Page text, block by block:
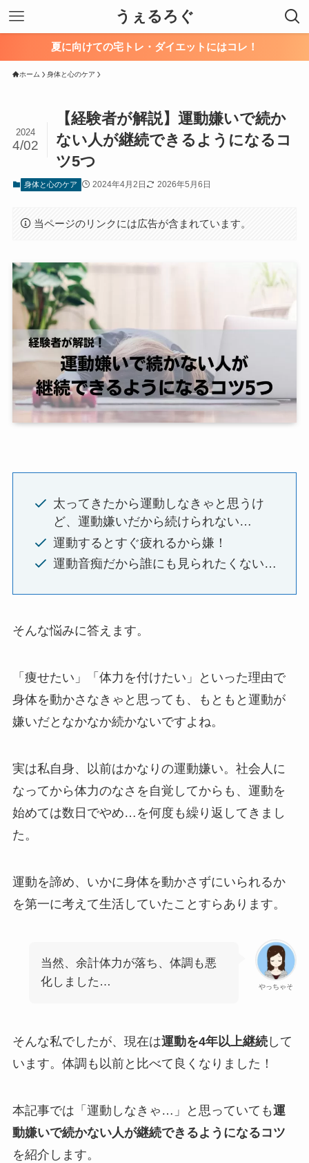
うぇるろぐ
夏に向けての宅トレ・ダイエットにはコレ！
ホーム 身体と心のケア
【経験者が解説】運動嫌いで続か
ない人が継続できるようになるコ
ツ5つ
2024
4/02
身体と心のケア 2024年4月2日 2026年5月6日
当ページのリンクには広告が含まれています。
太ってきたから運動しなきゃと思うけ
ど、運動嫌いだから続けられない…
運動するとすぐ疲れるから嫌！
運動音痴だから誰にも見られたくない…
そんな悩みに答えます。
「痩せたい」「体力を付けたい」といった理由で
身体を動かさなきゃと思っても、もともと運動が
嫌いだとなかなか続かないですよね。
実は私自身、以前はかなりの運動嫌い。社会人に
なってから体力のなさを自覚してからも、運動を
始めては数日でやめ…を何度も繰り返してきまし
た。
運動を諦め、いかに身体を動かさずにいられるか
を第一に考えて生活していたことすらあります。
やっちゃそ
当然、余計体力が落ち、体調も悪
化しました…
そんな私でしたが、現在は運動を4年以上継続して
います。体調も以前と比べて良くなりました！
本記事では「運動しなきゃ…」と思っていても運
動嫌いで続かない人が継続できるようになるコツ
を紹介します。